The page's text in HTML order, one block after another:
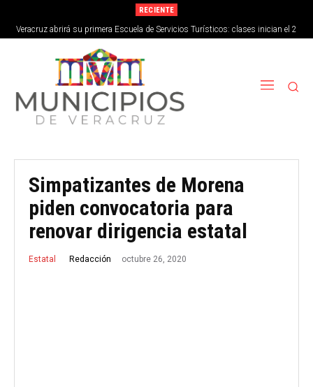
RECIENTE
Veracruz abrirá su primera Escuela de Servicios Turísticos: clases inician el 2
de septiembre
Simpatizantes de Morena
piden convocatoria para
renovar dirigencia estatal
Estatal Redacción octubre 26, 2020